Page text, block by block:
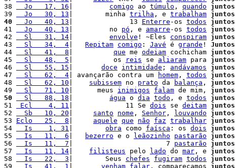
38
  Jo   17, 16
comigo ao túmulo , quando juntos
39
  Jo   30, 13
|        minha trilha , e trabalham juntos
40
  Jo   40, 13
|              13 Enterre -os todos juntos
41
  Jo   40, 13
|         no pó , e amarre -os todos juntos
42
  Sl   31, 14
envolve ! ~Eles conspiram juntos
43
  Sl   34,  4
Repitam comigo : Javé é grande ! Juntos
44
  Sl   41,  8
que me odeiam cochicham juntos
45
  Sl   48,  5
|          os reis se aliaram para juntos
46
  Sl   55, 15
doce intimidade ; andávamos juntos
47
  Sl   62,  4
| avançarão contra um homem , todos juntos
48
  Sl   62, 10
subissem no prato da balança , juntos
49
  Sl   71, 10
|      meus inimigos falam de mim, juntos
50
  Sl   88, 18
água o dia todo , e todos juntos
51
Ecl    4, 11 |             11 Se dois se deitam juntos
52
  Sb   10, 20
santo nome , Senhor , louvando juntos
53 Eclo   25,  8 aquele que não faz trabalhar juntos
54
  Is    1, 31
obra como faísca : os dois juntos
55
  Is   11,  6
bezerro e o leãozinho pastarão juntos
56
  Is   11,  7
|                       7 pastarão juntos
57
  Is   11, 14
filisteus pelo lado do mar , e juntos
58
  Is   22,  3
|        Seus chefes fugiram todos juntos
59
  Is   41,  1
venham falar , compareçamos juntos